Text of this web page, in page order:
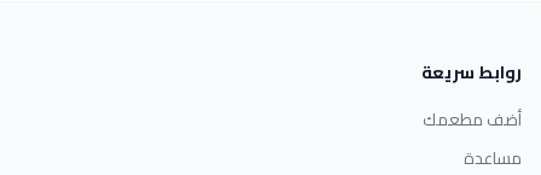
روابط سريعة
أضف مطعمك
مساعدة